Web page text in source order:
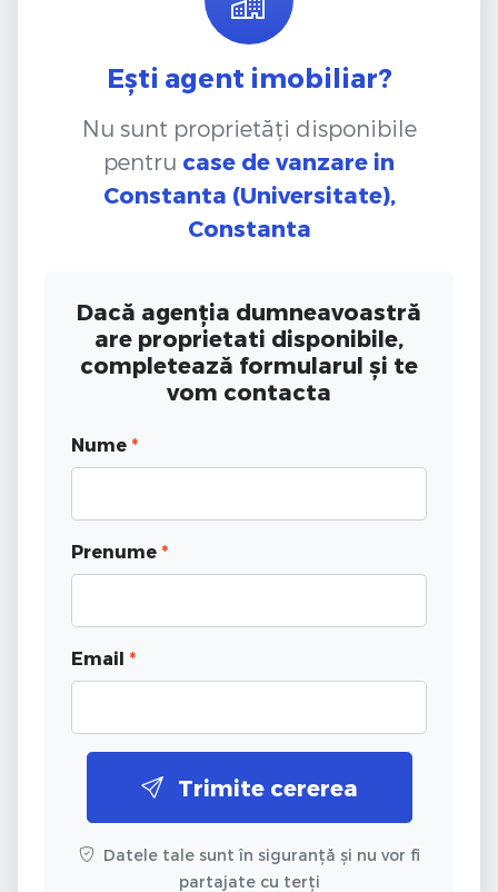
Ești agent imobiliar?
Nu sunt proprietăți disponibile
pentru case de vanzare in
Constanta (Universitate),
Constanta
Dacă agenția dumneavoastră
are proprietati disponibile,
completează formularul și te
vom contacta
Nume *
Prenume *
Email *
Trimite cererea
Datele tale sunt în siguranță și nu vor fi
partajate cu terți